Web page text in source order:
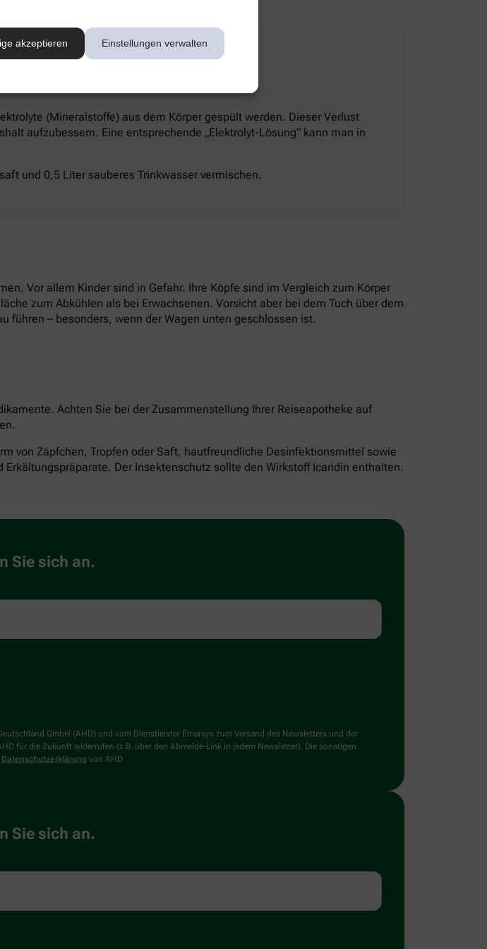
akzeptieren Einstellungen verwalten
(Mineralstoffe) aus dem Körper gespült werden. Dieser Verlust
aufzubessern. Eine entsprechende „Elektrolyt-Lösung“ kann man in
und 0,5 Liter sauberes Trinkwasser vermischen.
Vor allem Kinder sind in Gefahr. Ihre Köpfe sind im Vergleich zum Körper
zum Abkühlen als bei Erwachsenen. Vorsicht aber bei dem Tuch über dem
führen – besonders, wenn der Wagen unten geschlossen ist.
Achten Sie bei der Zusammenstellung Ihrer Reiseapotheke auf
von Zäpfchen, Tropfen oder Saft, hautfreundliche Desinfektionsmittel sowie
Der Insektenschutz sollte den Wirkstoff Icaridin enthalten.
Sie sich an.
GmbH (AHD) und vom Dienstleister Emarsys zum Versand des Newsletters und der
für die Zukunft widerrufen (z.B. über den Abmelde-Link in jedem Newsletter). Die sonstigen
Datenschutzerklärung von AHD.
Sie sich an.